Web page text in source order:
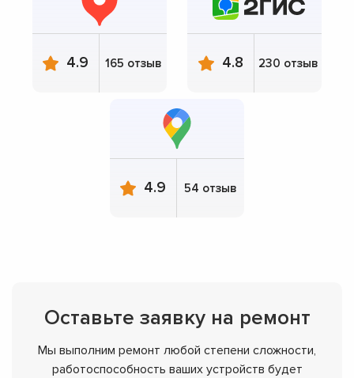
4.9 165 отзыв 4.8 230 отзыв
4.9 54 отзыв
Оставьте заявку на ремонт
Мы выполним ремонт любой степени сложности,
работоспособность ваших устройств будет